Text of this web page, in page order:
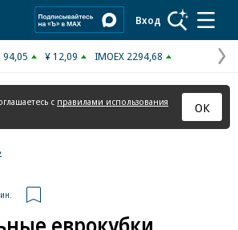
Вход
94,05 ¥ 12,09 IMOEX 2294,68
с правилами использования
ОК